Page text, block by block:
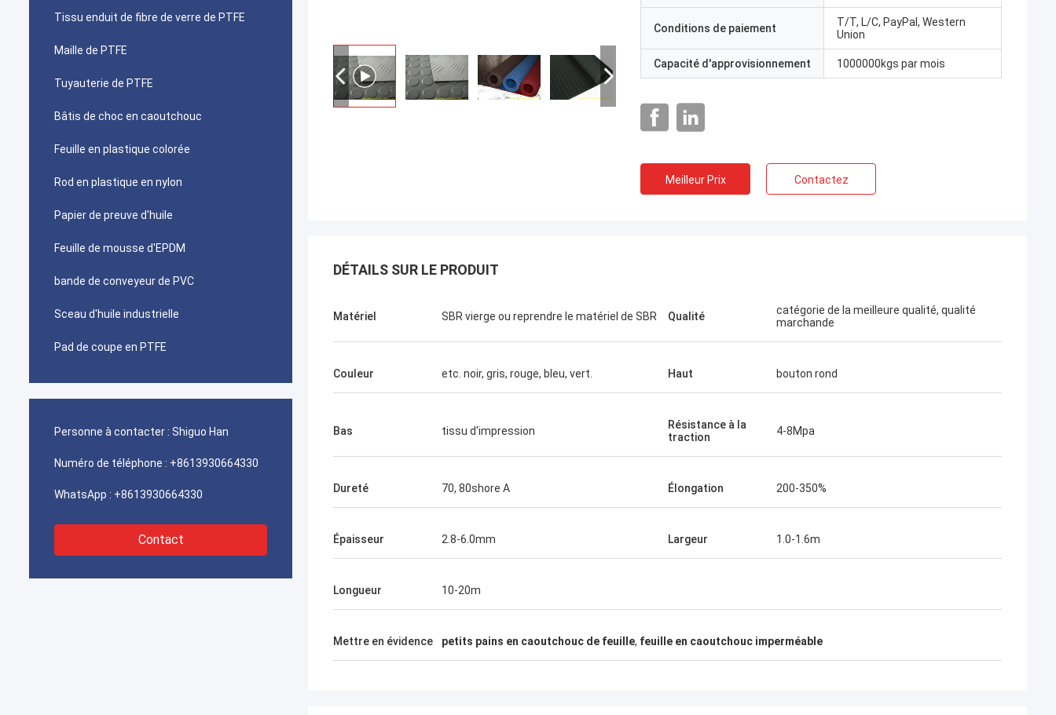
Tissu enduit de fibre de verre de PTFE
Maille de PTFE
Tuyauterie de PTFE
Bâtis de choc en caoutchouc
Feuille en plastique colorée
Rod en plastique en nylon
Papier de preuve d'huile
Feuille de mousse d'EPDM
bande de conveyeur de PVC
Sceau d'huile industrielle
Pad de coupe en PTFE
Personne à contacter : Shiguo Han
Numéro de téléphone : +8613930664330
WhatsApp : +8613930664330
Contact
Conditions de paiement
T/T, L/C, PayPal, Western
Union
Capacité d'approvisionnement 1000000kgs par mois
Meilleur Prix Contactez
DÉTAILS SUR LE PRODUIT
Matériel SBR vierge ou reprendre le matériel de SBR Qualité
catégorie de la meilleure qualité, qualité
marchande
Couleur etc. noir, gris, rouge, bleu, vert. Haut bouton rond
Bas tissu d'impression
Résistance à la
traction
4-8Mpa
Dureté 70, 80shore A Élongation 200-350%
Épaisseur 2.8-6.0mm Largeur 1.0-1.6m
Longueur 10-20m
Mettre en évidence petits pains en caoutchouc de feuille, feuille en caoutchouc imperméable